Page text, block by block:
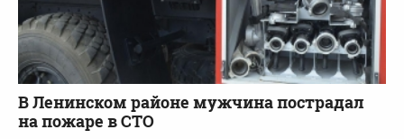
В Ленинском районе мужчина пострадал
на пожаре в СТО